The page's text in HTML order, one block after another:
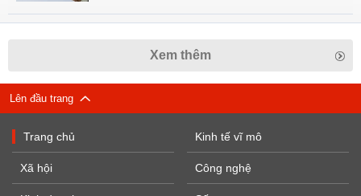
Xem thêm
Lên đầu trang
Trang chủ
Xã hội
Kinh tế vĩ mô
Công nghệ